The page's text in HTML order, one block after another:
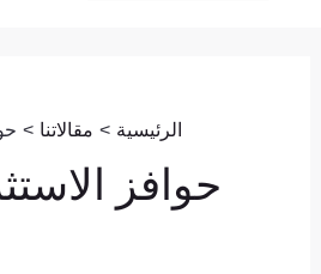
الرئيسية مقالاتنا
حوافز